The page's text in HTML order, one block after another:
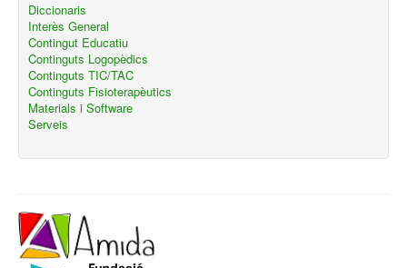
Diccionaris
Interès General
Contingut Educatiu
Continguts Logopèdics
Continguts TIC/TAC
Continguts Fisioterapèutics
Materials i Software
Serveis